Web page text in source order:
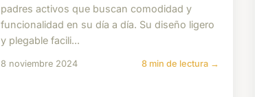
padres activos que buscan comodidad y
funcionalidad en su día a día. Su diseño ligero
y plegable facili...
8 noviembre 2024 8 min de lectura →